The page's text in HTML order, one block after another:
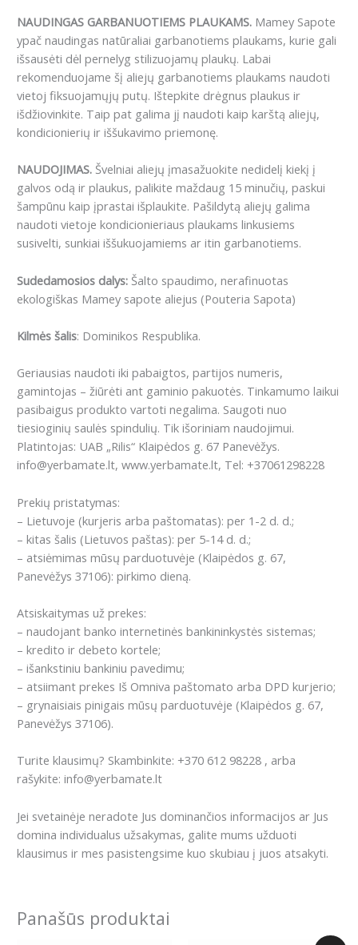
NAUDINGAS GARBANUOTIEMS PLAUKAMS. Mamey Sapote
ypač naudingas natūraliai garbanotiems plaukams, kurie gali
išsausėti dėl pernelyg stilizuojamų plaukų. Labai
rekomenduojame šį aliejų garbanotiems plaukams naudoti
vietoj fiksuojamųjų putų. Ištepkite drėgnus plaukus ir
išdžiovinkite. Taip pat galima jį naudoti kaip karštą aliejų,
kondicionierių ir iššukavimo priemonę.
NAUDOJIMAS. Švelniai aliejų įmasažuokite nedidelį kiekį į
galvos odą ir plaukus, palikite maždaug 15 minučių, paskui
šampūnu kaip įprastai išplaukite. Pašildytą aliejų galima
naudoti vietoje kondicionieriaus plaukams linkusiems
susivelti, sunkiai iššukuojamiems ar itin garbanotiems.
Sudedamosios dalys: Šalto spaudimo, nerafinuotas
ekologiškas Mamey sapote aliejus (Pouteria Sapota)
Kilmės šalis: Dominikos Respublika.
Geriausias naudoti iki pabaigtos, partijos numeris,
gamintojas – žiūrėti ant gaminio pakuotės. Tinkamumo laikui
pasibaigus produkto vartoti negalima. Saugoti nuo
tiesioginių saulės spindulių. Tik išoriniam naudojimui.
Platintojas: UAB „Rilis“ Klaipėdos g. 67 Panevėžys.
info@yerbamate.lt, www.yerbamate.lt, Tel: +37061298228
Prekių pristatymas:
– Lietuvoje (kurjeris arba paštomatas): per 1-2 d. d.;
– kitas šalis (Lietuvos paštas): per 5-14 d. d.;
– atsiėmimas mūsų parduotuvėje (Klaipėdos g. 67,
Panevėžys 37106): pirkimo dieną.
Atsiskaitymas už prekes:
– naudojant banko internetinės bankininkystės sistemas;
– kredito ir debeto kortele;
– išankstiniu bankiniu pavedimu;
– atsiimant prekes Iš Omniva paštomato arba DPD kurjerio;
– grynaisiais pinigais mūsų parduotuvėje (Klaipėdos g. 67,
Panevėžys 37106).
Turite klausimų? Skambinkite: +370 612 98228 , arba
rašykite: info@yerbamate.lt
Jei svetainėje neradote Jus dominančios informacijos ar Jus
domina individualus užsakymas, galite mums užduoti
klausimus ir mes pasistengsime kuo skubiau į juos atsakyti.
Panašūs produktai